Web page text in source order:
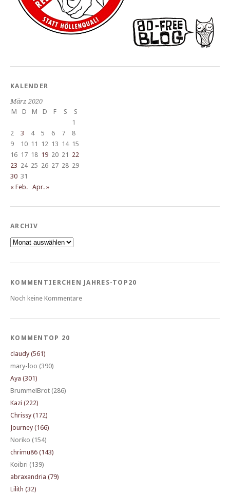
KALENDER
März 2020
M
D M D F S
S
1
2
3 4 5 6 7
8
9
10 11 12 13 14 15
16 17 18 19 20 21 22
23 24 25 26 27 28 29
30 31
« Feb. Apr. »
ARCHIV
Archiv
KOMMENTIERCHEN JAHRES-TOP20
Noch keine Kommentare
KOMMENTOP 20
claudy (561)
mary-loo (390)
Aya (301)
BrummelBrot (286)
Kazi (222)
Chrissy (172)
Journey (166)
Noriko (154)
chrimu86 (143)
Koibri (139)
abraxandria (79)
Lilith (32)